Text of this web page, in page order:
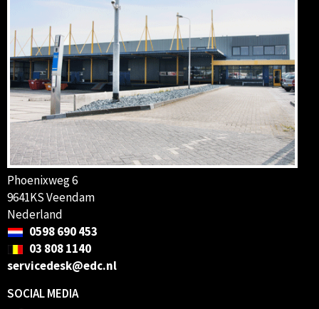
Phoenixweg 6
9641KS Veendam
Nederland
0598 690 453
03 808 1140
servicedesk@edc.nl
SOCIAL MEDIA